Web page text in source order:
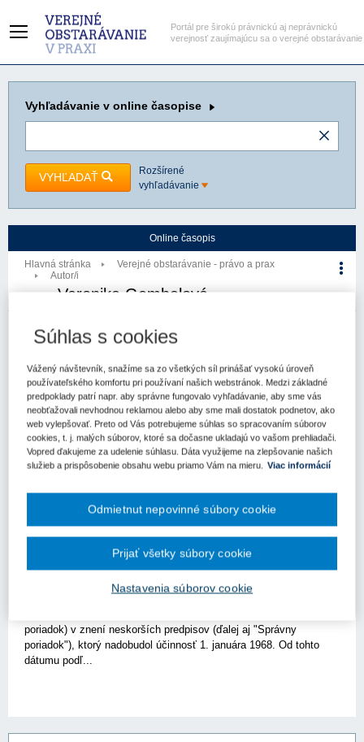
Portál pre širokú právnickú aj neprávnickú
verejnosť zaujímajúcu sa o verejné obstarávanie
Vyhľadávanie v online časopise
VYHĽADAŤ
Rozšírené
vyhľadávanie
Online časopis
Hlavná stránka
Verejné obstarávanie - právo a prax
Autor/i
Veronika Gembalová
Počet článkov autora: 1
Verejné obstarávanie - právo a prax (1)
Doručovanie v správnom konaní verzus
doručovanie vo verejnom obstarávaní
poriadok) v znení neskorších predpisov (ďalej aj "Správny
poriadok"), ktorý nadobudol účinnosť 1. januára 1968. Od tohto
dátumu podľ...
Súhlas s cookies
Vážený návštevník, snažíme sa zo všetkých síl prinášať vysokú úroveň
používateľského komfortu pri používaní našich webstránok. Medzi základné
predpoklady patrí napr. aby správne fungovalo vyhľadávanie, aby sme vás
neobťažovali nevhodnou reklamou alebo aby sme mali dostatok podnetov, ako
web vylepšovať. Preto od Vás potrebujeme súhlas so spracovaním súborov
cookies, t. j. malých súborov, ktoré sa dočasne ukladajú vo vašom prehliadači.
Vopred ďakujeme za udelenie súhlasu. Dáta využijeme na zlepšovanie našich
služieb a prispôsobenie obsahu webu priamo Vám na mieru.
Viac informácií
Nastavenia súborov cookie
Odmietnut nepovinné súbory cookie
Prijať všetky súbory cookie